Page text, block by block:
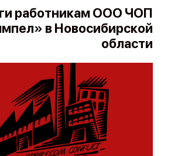
Поиск
Карта событий
Трудовые конфликты
Отчеты
публикацию
Справочник
работникам ООО ЧОП
в Новосибирской
области